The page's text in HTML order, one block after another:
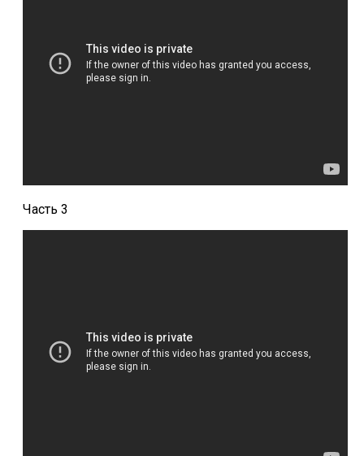
Slither io
Часть 3